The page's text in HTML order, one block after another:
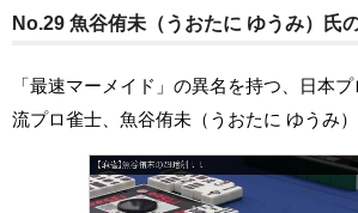
No.29 魚谷侑未（うおたに ゆうみ）氏
「最速マーメイド」の異名を持つ、日本
流プロ雀士、魚谷侑未（うおたに ゆうみ）